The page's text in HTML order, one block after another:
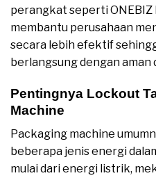
perangkat seperti ONEBIZ
membantu perusahaan
secara lebih efektif
berlangsung dengan aman
Pentingnya Lockout
Machine
Packaging machine
beberapa jenis energi
mulai dari energi listrik,